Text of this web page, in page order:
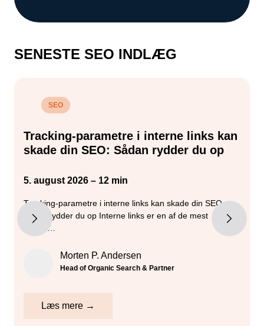
SENESTE SEO INDLÆG
SEO
Tracking-parametre i interne links kan
skade din SEO: Sådan rydder du op
5. august 2026 – 12 min
Tracking-parametre i interne links kan skade din SEO –
sådan rydder du op Interne links er en af de mest
kontro…
Morten P. Andersen
Head of Organic Search & Partner
Læs mere →